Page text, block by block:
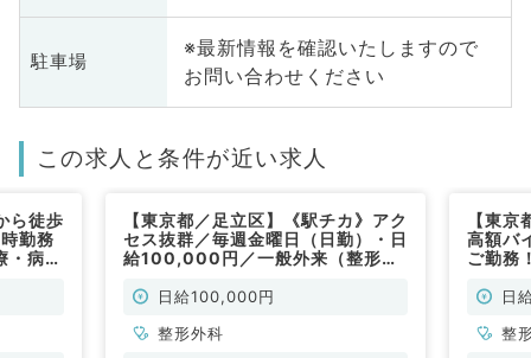
駐車場
※最新情報を確認いたしますので
お問い合わせください
この求人と条件が近い求人
ら徒歩
勤務
病棟
【東京都／足立区】《駅チカ》アク
セス抜群／毎週金曜日（日勤）・日
給100,000円／一般外来（整形外
日給100,000円
整形外科
【東
高額バ
ご勤務
日
整